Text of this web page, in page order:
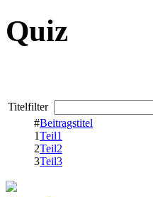
Quiz
Titelfilter
#Beitragstitel
1Teil1
2Teil2
3Teil3